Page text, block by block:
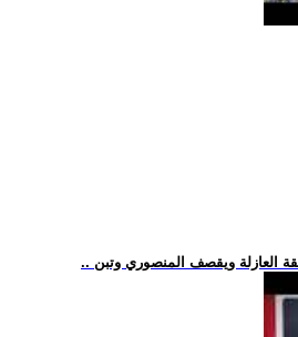
العازلة ويقصف المنصوري وتبن